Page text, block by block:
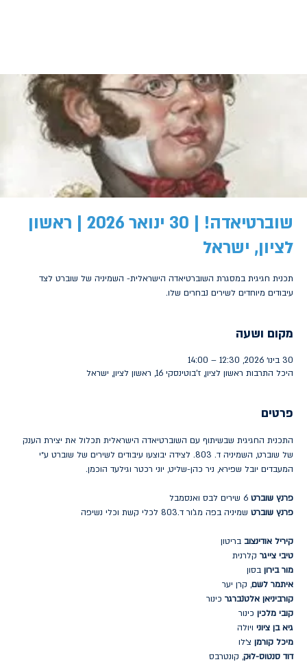
שוברטיאדה! | 30 ינואר 2026 | ראשון
לציון, ישראל
תכנית חגיגית במסגרת השוברטיאדה הישראלית- השמיניה של שוברט לצד
עיבודים מיוחדים לשירים נבחרים שלו.
מקום ושעה
30 בינו׳ 2026, 12:30 – 14:00
היכל התרבות ראשון לציון, ז'בוטינסקי 16, ראשון לציון, ישראל
פרטים
התכנית החגיגית שבשיתוף עם השוברטיאדה הישראלית תכלול את יצירת הענק
של שוברט, השמיניה ד. 803. לצידה יבוצעו עיבודים לשירים של שוברט ע״י
המעבדים יובל שפירא, ניר כהן-שליט, יוני רכטר וגילעד הוכמן.
פרנץ שוברט
פרנץ שוברט שמיניה בפה מג'ור ד.803 לכלי קשת וכלי נשיפה
קיריל אודינצוב בריטון
טיבי צייגר קלרנית
מור בירון בסון
איתמר לשם, קרן יער
קורביניאן אלטנברגר כינור
קובי מלכין כינור
גיא בן ציוני ויולה
מיכל קורמן צ׳לו
דוד סנטוס-לוּק, קונטרבס